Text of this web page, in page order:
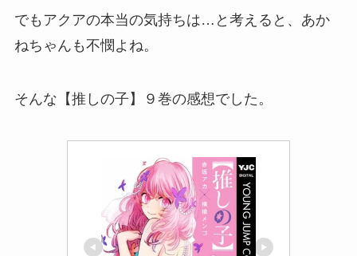
でもアクアの本当の気持ちは…と考えると、あか
ねちゃんも不憫よね。
そんな【推しの子】９巻の感想でした。